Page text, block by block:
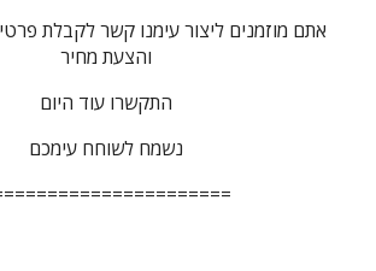
אתם מוזמנים ליצור עימנו קשר לקבלת
והצעת מחיר
התקשרו עוד היום
נשמח לשוחח עימכם